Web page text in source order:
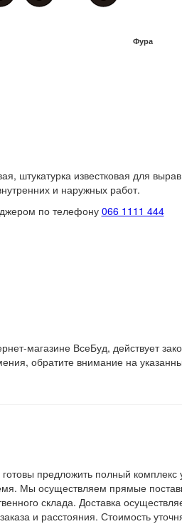
Фура
штукатурка известковая для
и наружных работ.
по телефону066 1111 444
магазине ВсеБуд, действует
обратите внимание на
предложить полный комплекс
Мы осуществляем прямые
склада. Доставка
и расстояния. Стоимость